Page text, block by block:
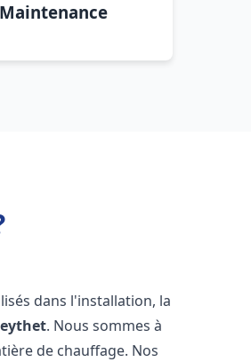
Maintenance
dans l'installation, la
. Nous sommes à
de chauffage. Nos